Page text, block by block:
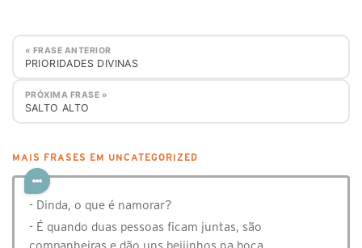
« FRASE ANTERIOR
PRIORIDADES DIVINAS
PRÓXIMA FRASE »
SALTO ALTO
MAIS FRASES EM UNCATEGORIZED
- Dinda, o que é namorar?
- É quando duas pessoas ficam juntas, são
companheiras e dão uns beijinhos na boca.